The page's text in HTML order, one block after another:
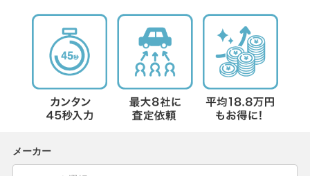
メーカー